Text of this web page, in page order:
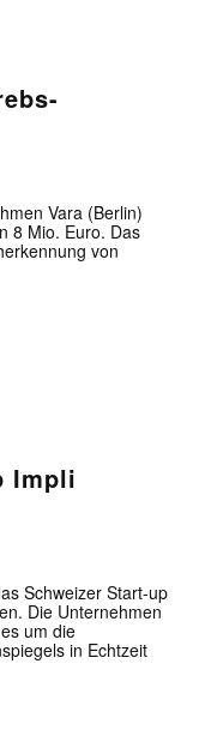
Vara (Berlin)
8 Mio. Euro. Das
von
Impli
Schweizer Start-up
Die Unternehmen
um die
in Echtzeit